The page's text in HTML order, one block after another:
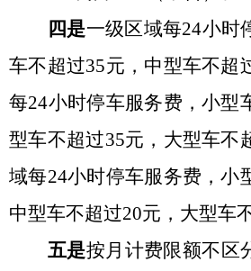
四是一级区域每24小时
车不超过35元，中型车不超
每24小时停车服务费，小型
型车不超过35元，大型车不
域每24小时停车服务费，小
中型车不超过20元，大型车
五是按月计费限额不区